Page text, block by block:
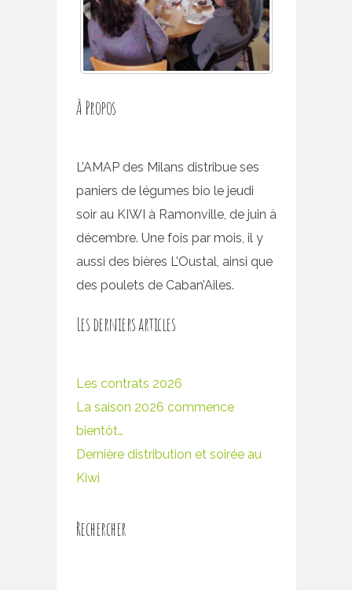
À Propos
L’AMAP des Milans distribue ses
paniers de légumes bio le jeudi
soir au KIWI à Ramonville, de juin à
décembre. Une fois par mois, il y
aussi des bières L’Oustal, ainsi que
des poulets de Caban’Ailes.
Les derniers articles
Les contrats 2026
La saison 2026 commence
bientôt…
Dernière distribution et soirée au
Kiwi
Rechercher